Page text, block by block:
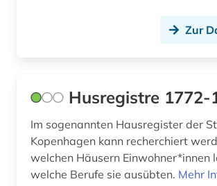
isländisch (2)
johann adolph (1)
jütland (1)
kalkmalerei (1)
Zur
Husregistre 1772-
Im sogenannten Hausregister der
Kopenhagen kann recherchiert
welchen Häusern Einwohner*innen
welche Berufe sie ausübten. Mehr